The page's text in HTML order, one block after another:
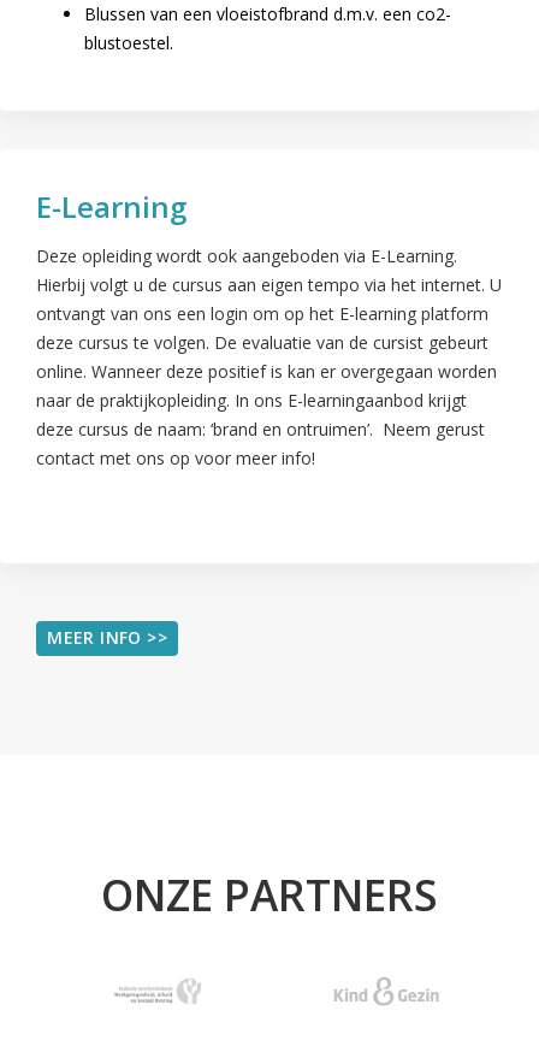
Blussen van een vloeistofbrand d.m.v. een co2-
blustoestel.
E-Learning
Deze opleiding wordt ook aangeboden via E-Learning.
Hierbij volgt u de cursus aan eigen tempo via het internet. U
ontvangt van ons een login om op het E-learning platform
deze cursus te volgen. De evaluatie van de cursist gebeurt
online. Wanneer deze positief is kan er overgegaan worden
naar de praktijkopleiding. In ons E-learningaanbod krijgt
deze cursus de naam: ‘brand en ontruimen’. Neem gerust
contact met ons op voor meer info!
MEER INFO >>
ONZE PARTNERS